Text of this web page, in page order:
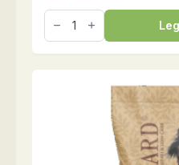
Hesta
Mix
Nordic
Light,